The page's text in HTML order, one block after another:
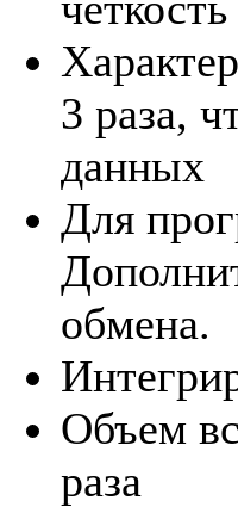
3 раза,
данных
Для
обмена.
Объем
раза